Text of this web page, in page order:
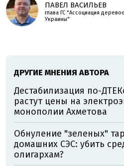
ПАВЕЛ ВАСИЛЬЕВ
глава ГС "Ассоциация
Украины"
ДРУГИЕ МНЕНИЯ АВТОРА
Дестабилизация по-
растут цены на
монополии Ахметова
Обнуление "зеленых"
домашних СЭС: убить
олигархам?